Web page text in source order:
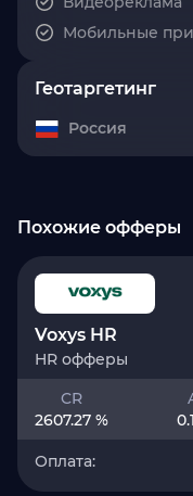
Мобильные
Геотаргетинг
Россия
Похожие офферы
Voxys HR
HR офферы
CR
2607.27 %
Оплата: